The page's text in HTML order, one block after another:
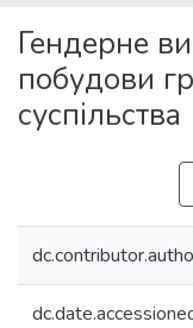
Statistics
Гендерне
побудови
суспільства